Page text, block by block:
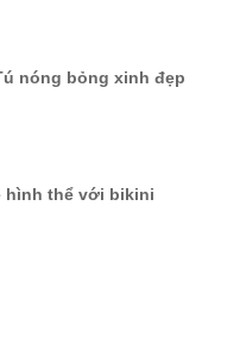
nóng bỏng xinh đẹp
hình thể với bikini